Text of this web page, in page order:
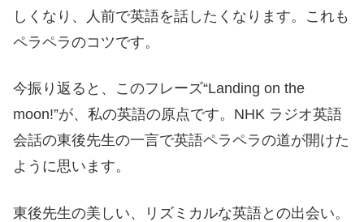
しくなり、人前で英語を話したくなります。これも
ペラペラのコツです。
今振り返ると、このフレーズ“Landing on the
moon!”が、私の英語の原点です。NHK ラジオ英語
会話の東後先生の一言で英語ペラペラの道が開けた
ように思います。
東後先生の美しい、リズミカルな英語との出会い。